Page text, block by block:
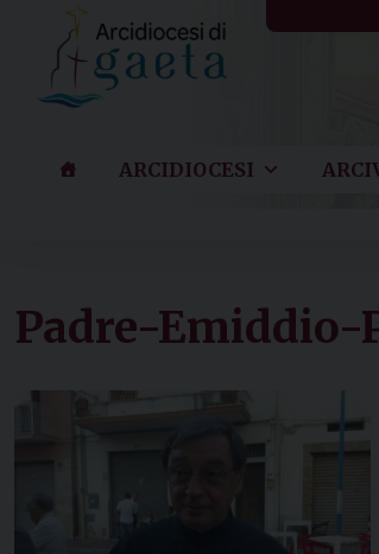
content
ARCIDIOCESI
Padre-Emiddio-